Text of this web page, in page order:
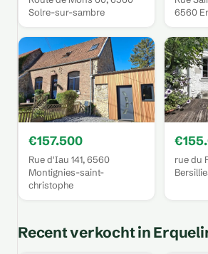
Solre-sur-sambre
6560
€157.500
Rue d'Iau 141, 6560
Montignies-saint-
christophe
rue du
Recent verkocht in